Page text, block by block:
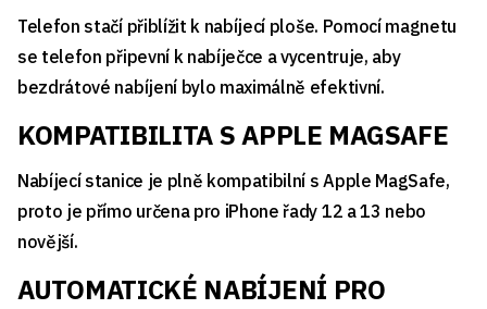
Telefon stačí přiblížit k nabíjecí ploše. Pomocí magnetu
se telefon připevní k nabíječce a vycentruje, aby
bezdrátové nabíjení bylo maximálně efektivní.
KOMPATIBILITA S APPLE MAGSAFE
Nabíjecí stanice je plně kompatibilní s Apple MagSafe,
proto je přímo určena pro iPhone řady 12 a 13 nebo
novější.
AUTOMATICKÉ NABÍJENÍ PRO